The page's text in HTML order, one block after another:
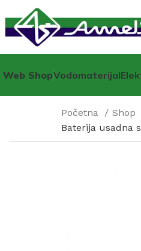
Web ShopVodomaterijal
Početna Shop
Baterija usadna